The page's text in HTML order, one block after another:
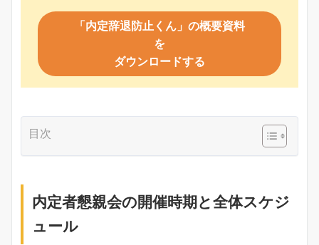
「内定辞退防止くん」の概要資料
を
ダウンロードする
目次
内定者懇親会の開催時期と全体スケジ
ュール